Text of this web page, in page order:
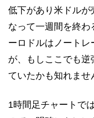
低下があり米ドルが
なって一週間を終
ーロドルはノートレ
が、もしここでも逆
ていたかも知れませ
1時間足チャートで